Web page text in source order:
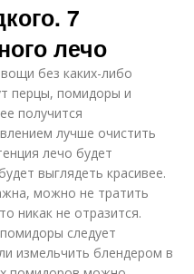
7
лечо
без каких-либо
перцы, помидоры и
получится
лучше очистить
лечо будет
выглядеть красивее.
можно не тратить
никак не отразится.
следует
измельчить блендером в